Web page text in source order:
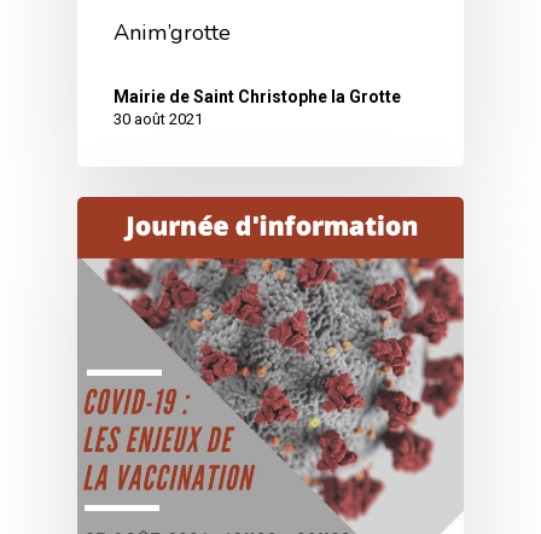
Anim’grotte
Mairie de Saint Christophe la Grotte
30 août 2021